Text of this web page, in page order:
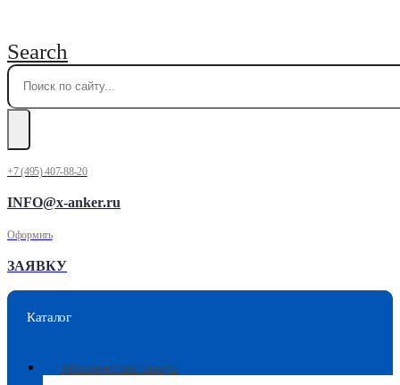
Search
+7 (495) 407-88-20
INFO@x-anker.ru
Оформить
ЗАЯВКУ
Каталог
Механические анкера